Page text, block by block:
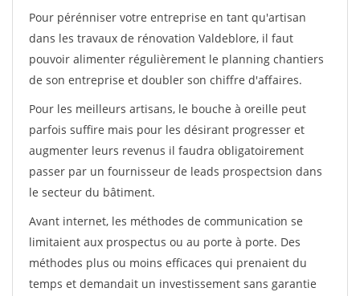
Pour pérénniser votre entreprise en tant qu'artisan
dans les travaux de rénovation Valdeblore, il faut
pouvoir alimenter régulièrement le planning chantiers
de son entreprise et doubler son chiffre d'affaires.
Pour les meilleurs artisans, le bouche à oreille peut
parfois suffire mais pour les désirant progresser et
augmenter leurs revenus il faudra obligatoirement
passer par un fournisseur de leads prospectsion dans
le secteur du bâtiment.
Avant internet, les méthodes de communication se
limitaient aux prospectus ou au porte à porte. Des
méthodes plus ou moins efficaces qui prenaient du
temps et demandait un investissement sans garantie